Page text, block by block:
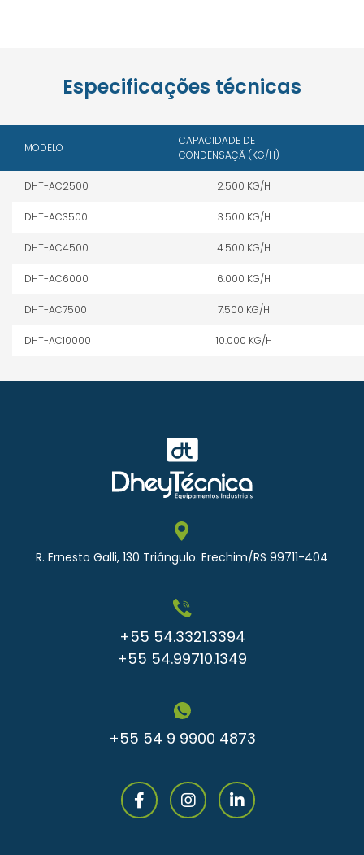
Especificações técnicas
MODELO
CAPACIDADE DE
CONDENSAÇÃ (KG/H)
DHT-AC2500 2.500 KG/H
DHT-AC3500 3.500 KG/H
DHT-AC4500 4.500 KG/H
DHT-AC6000 6.000 KG/H
DHT-AC7500 7.500 KG/H
DHT-AC10000 10.000 KG/H
R. Ernesto Galli, 130 Triângulo. Erechim/RS 99711-404
+55 54.3321.3394
+55 54.99710.1349
+55 54 9 9900 4873